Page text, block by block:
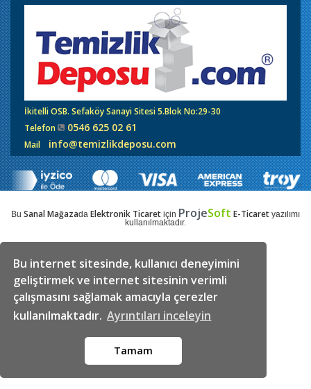
Bu internet sitesinde, kullanıcı deneyimini
geliştirmek ve internet sitesinin verimli
çalışmasını sağlamak amacıyla çerezler
kullanılmaktadır. Ayrıntıları inceleyin
Tamam
İkitelli OSB. Sefaköy Sanayi Sitesi 5.Blok No:29-30
Telefon
0546 625 02 61
Mail info@temizlikdeposu.com
Bu Sanal Mağazada Elektronik Ticaret için ProjeSoft E-Ticaret yazılımı
kullanılmaktadır.